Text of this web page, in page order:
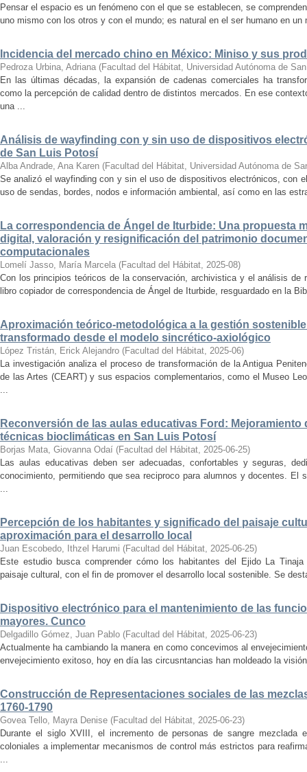
Pensar el espacio es un fenómeno con el que se establecen, se
uno mismo con los otros y con el mundo; es natural en el ser humano en
Incidencia del mercado chino en México: Miniso y sus
Pedroza Urbina, Adriana (Facultad del Hábitat, Universidad Autónoma de
En las últimas décadas, la expansión de cadenas comerciales ha
como la percepción de calidad dentro de distintos mercados. En ese
una ...
Análisis de wayfinding con y sin uso de dispositivos
de San Luis Potosí
Alba Andrade, Ana Karen (Facultad del Hábitat, Universidad Autónoma de
Se analizó el wayfinding con y sin el uso de dispositivos electrónicos, con
uso de sendas, bordes, nodos e información ambiental, así como en las
La correspondencia de Ángel de Iturbide: Una propuesta
digital, valoración y resignificación del patrimonio
computacionales
Lomelí Jasso, María Marcela (Facultad del Hábitat, 2025-08)
Con los principios teóricos de la conservación, archivistica y el análisis de
libro copiador de correspondencia de Ángel de Iturbide, resguardado en la
Aproximación teórico-metodológica a la gestión
transformado desde el modelo sincrético-axiológico
López Tristán, Erick Alejandro (Facultad del Hábitat, 2025-06)
La investigación analiza el proceso de transformación de la Antigua
de las Artes (CEART) y sus espacios complementarios, como el Museo
...
Reconversión de las aulas educativas Ford:
técnicas bioclimáticas en San Luis Potosí
Borjas Mata, Giovanna Odaí (Facultad del Hábitat, 2025-06-25)
Las aulas educativas deben ser adecuadas, confortables y seguras,
conocimiento, permitiendo que sea reciproco para alumnos y docentes. El
...
Percepción de los habitantes y significado del paisaje
aproximación para el desarrollo local
Juan Escobedo, Ithzel Harumi (Facultad del Hábitat, 2025-06-25)
Este estudio busca comprender cómo los habitantes del Ejido La
paisaje cultural, con el fin de promover el desarrollo local sostenible. Se
Dispositivo electrónico para el mantenimiento de las
mayores. Cunco
Delgadillo Gómez, Juan Pablo (Facultad del Hábitat, 2025-06-23)
Actualmente ha cambiando la manera en como concevimos al
envejecimiento exitoso, hoy en día las circusntancias han moldeado la
Construcción de Representaciones sociales de las
1760-1790
Govea Tello, Mayra Denise (Facultad del Hábitat, 2025-06-23)
Durante el siglo XVIII, el incremento de personas de sangre
coloniales a implementar mecanismos de control más estrictos para
...